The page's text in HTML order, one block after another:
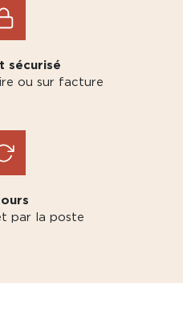
sécurisé
ou sur facture
par la poste